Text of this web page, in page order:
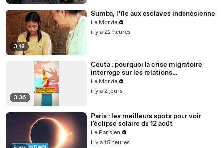
3:18
Sumba, l’île aux esclaves indonésienne
Le Monde
il y a 22 heures
3:36
Ceuta : pourquoi la crise migratoire
interroge sur les relations
diplomatiques entre le Maroc et
l’Espagne ?
Le Monde
il y a 2 jours
Paris : les meilleurs spots pour voir
l'éclipse solaire du 12 août
Le Parisien
il y a 15 heures